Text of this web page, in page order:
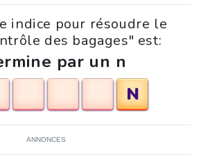
indice pour résoudre le
des bagages" est:
par un n
N
ANNONCES